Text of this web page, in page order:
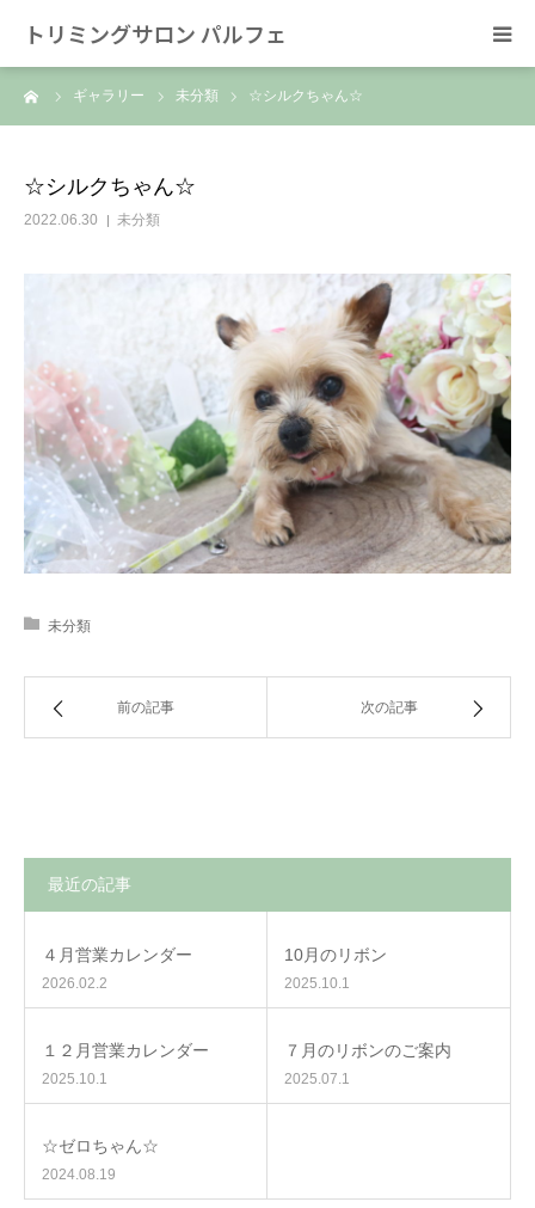
トリミングサロン パルフェ
ギャラリー 未分類 ☆シルクちゃん☆
☆シルクちゃん☆
2022.06.30 未分類
未分類
前の記事 次の記事
最近の記事
４月営業カレンダー
2026.02.2
10月のリボン
2025.10.1
１２月営業カレンダー
2025.10.1
７月のリボンのご案内
2025.07.1
☆ゼロちゃん☆
2024.08.19
HOME
SNS/リンク